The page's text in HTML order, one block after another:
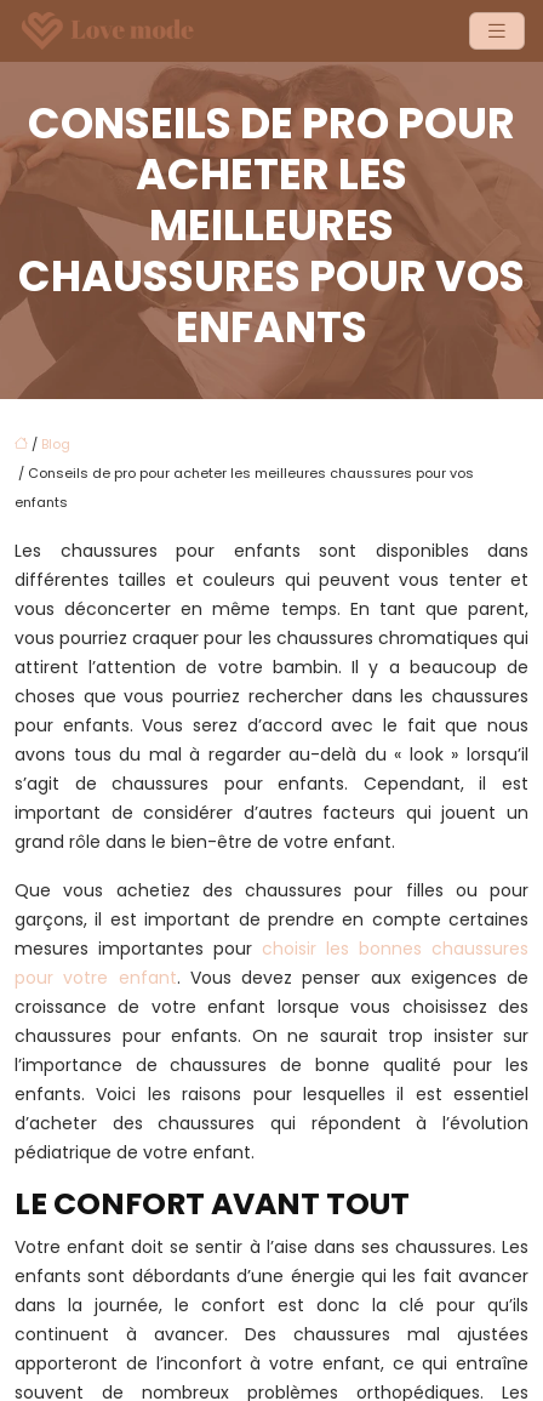
CONSEILS DE PRO POUR
ACHETER LES
MEILLEURES
CHAUSSURES POUR VOS
ENFANTS
/ Blog
/ Conseils de pro pour acheter les meilleures chaussures pour vos
enfants
Les chaussures pour enfants sont disponibles dans
différentes tailles et couleurs qui peuvent vous tenter et
vous déconcerter en même temps. En tant que parent,
vous pourriez craquer pour les chaussures chromatiques qui
attirent l’attention de votre bambin. Il y a beaucoup de
choses que vous pourriez rechercher dans les chaussures
pour enfants. Vous serez d’accord avec le fait que nous
avons tous du mal à regarder au-delà du « look » lorsqu’il
s’agit de chaussures pour enfants. Cependant, il est
important de considérer d’autres facteurs qui jouent un
grand rôle dans le bien-être de votre enfant.
Que vous achetiez des chaussures pour filles ou pour
garçons, il est important de prendre en compte certaines
mesures importantes pour choisir les bonnes chaussures
pour votre enfant. Vous devez penser aux exigences de
croissance de votre enfant lorsque vous choisissez des
chaussures pour enfants. On ne saurait trop insister sur
l’importance de chaussures de bonne qualité pour les
enfants. Voici les raisons pour lesquelles il est essentiel
d’acheter des chaussures qui répondent à l’évolution
pédiatrique de votre enfant.
LE CONFORT AVANT TOUT
Votre enfant doit se sentir à l’aise dans ses chaussures. Les
enfants sont débordants d’une énergie qui les fait avancer
dans la journée, le confort est donc la clé pour qu’ils
continuent à avancer. Des chaussures mal ajustées
apporteront de l’inconfort à votre enfant, ce qui entraîne
souvent de nombreux problèmes orthopédiques. Les